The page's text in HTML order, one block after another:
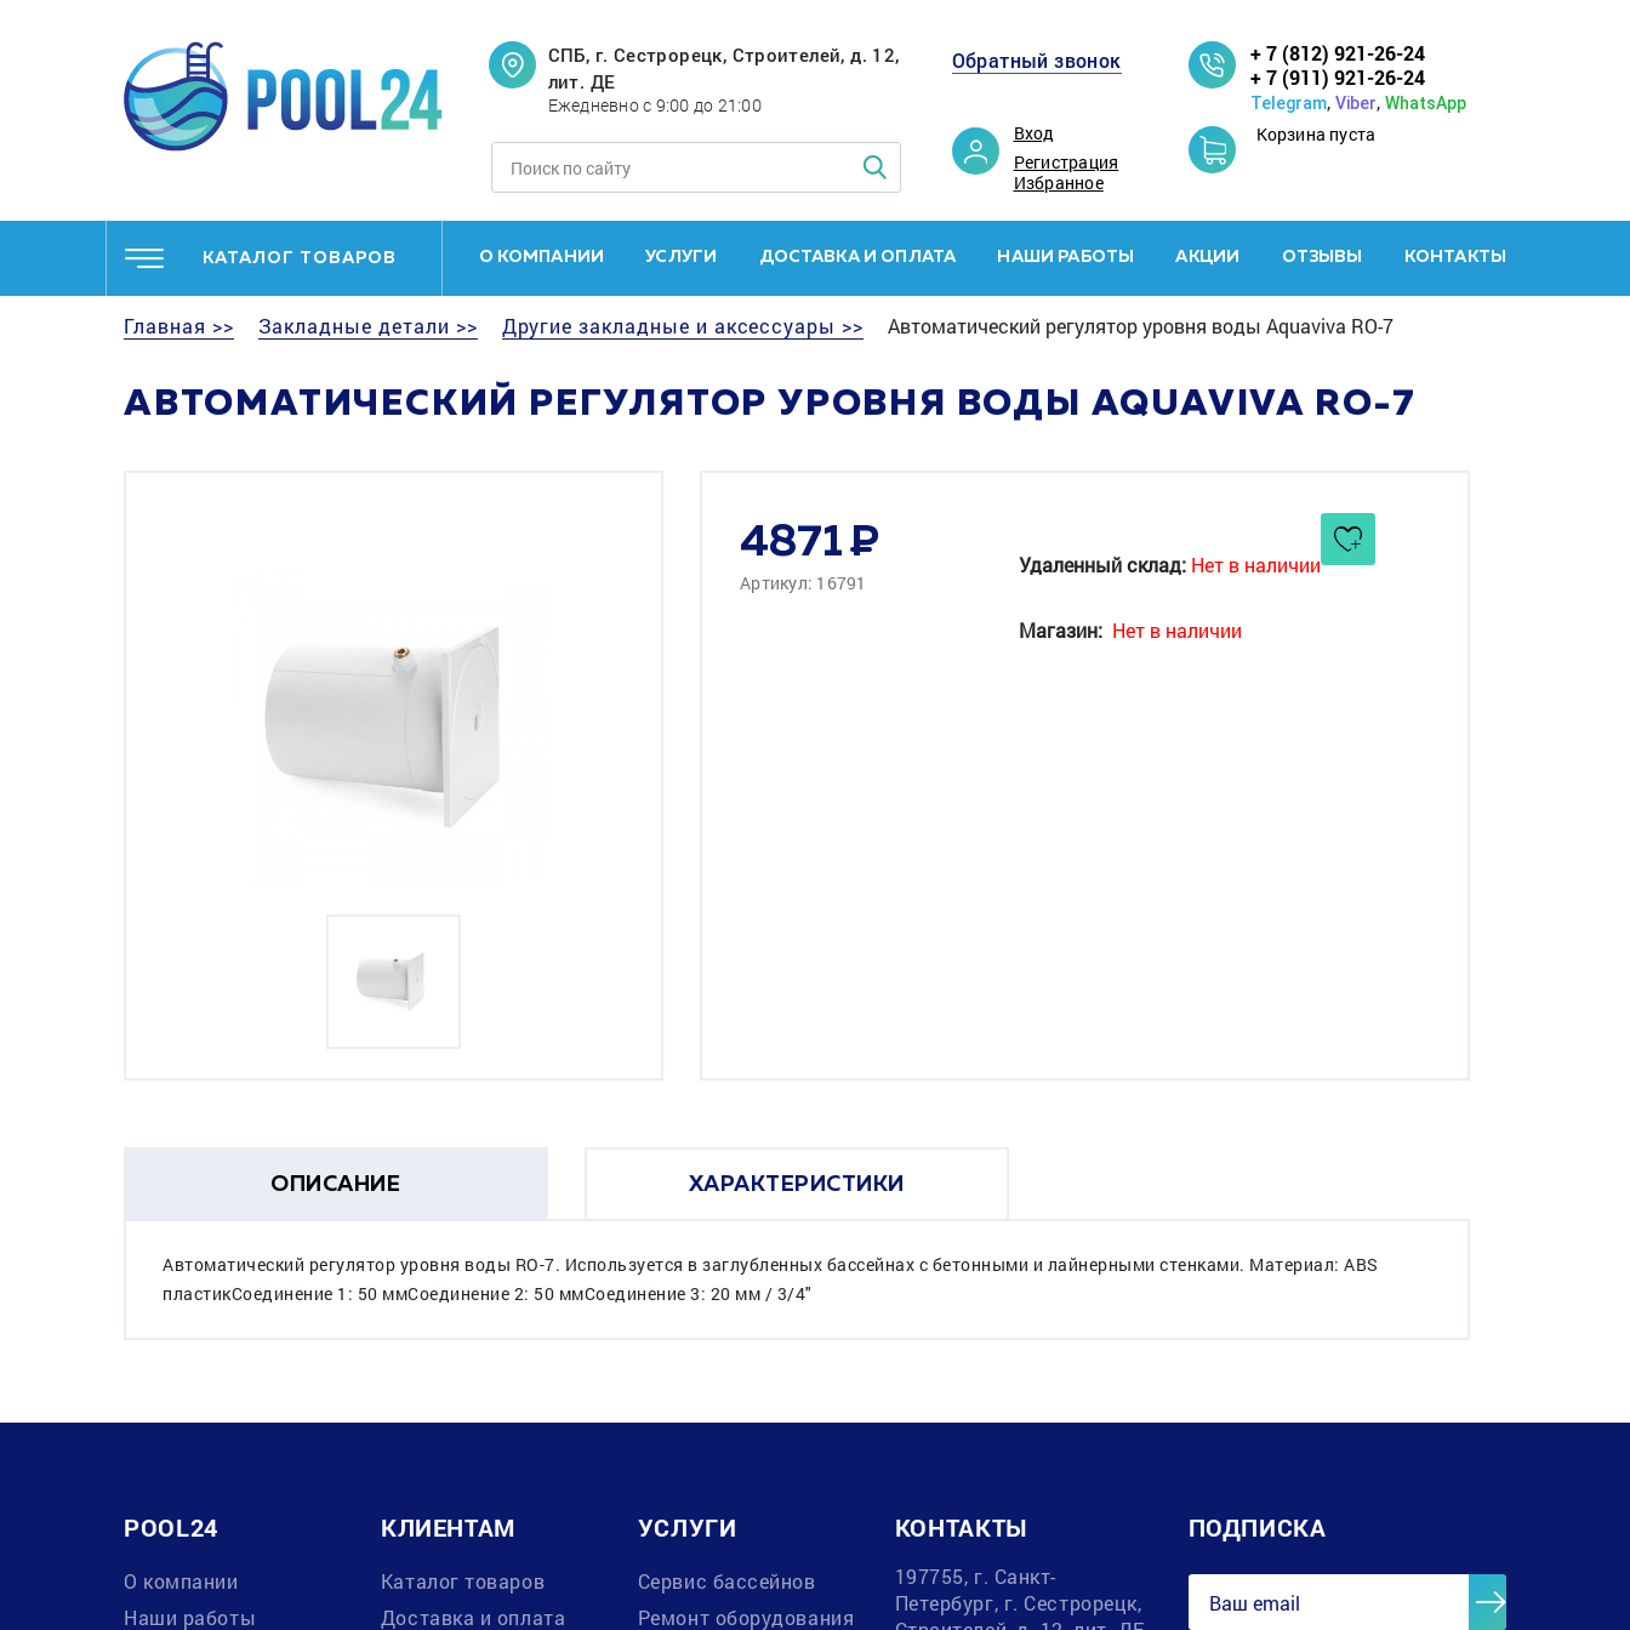
СПБ, г. Сестрорецк, Строителей, д. 12,
лит. ДЕ
Ежедневно с 9:00 до 21:00
Обратный звонок
Вход
Регистрация
Избранное
+ 7 (812) 921-26-24
+ 7 (911) 921-26-24
Telegram, Viber, WhatsApp
Корзина пуста
КАТАЛОГ ТОВАРОВ О КОМПАНИИ УСЛУГИ ДОСТАВКА И ОПЛАТА НАШИ РАБОТЫ АКЦИИ ОТЗЫВЫ КОНТАКТЫ
Главная >> Закладные детали >> Другие закладные и аксессуары >> Автоматический регулятор уровня воды Aquaviva RO-7
АВТОМАТИЧЕСКИЙ РЕГУЛЯТОР УРОВНЯ ВОДЫ AQUAVIVA RO-7
4871
Артикул: 16791
Удаленный склад: Нет в наличии
Магазин: Нет в наличии
ОПИСАНИЕ ХАРАКТЕРИСТИКИ
Автоматический регулятор уровня воды RO-7. Используется в заглубленных бассейнах с бетонными и лайнерными стенками. Материал: ABS
пластикСоединение 1: 50 ммСоединение 2: 50 ммСоединение 3: 20 мм / 3/4"
POOL24
О компании
Наши работы
КЛИЕНТАМ
Каталог товаров
Доставка и оплата
УСЛУГИ
Сервис бассейнов
Ремонт оборудования
КОНТАКТЫ
197755, г. Санкт-
Петербург, г. Сестрорецк,
ПОДПИСКА